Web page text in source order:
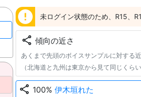
error 未ログイン状態のため、R15、
share 傾向の近さ
あくまで先頭のボイスサンプルに対する
（北海道と九州は東京から見て同じくら
share 100% 伊木垣れた